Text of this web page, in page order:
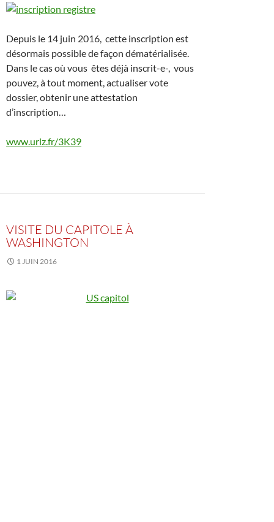
Depuis le 14 juin 2016, cette inscription est
désormais possible de façon dématérialisée.
Dans le cas où vous êtes déjà inscrit-e-, vous
pouvez, à tout moment, actualiser vote
dossier, obtenir une attestation
d’inscription…
www.urlz.fr/3K39
VISITE DU CAPITOLE À
WASHINGTON
1 JUIN 2016